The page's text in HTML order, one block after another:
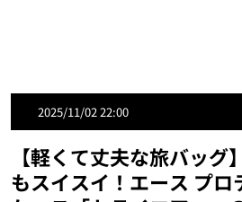
2025/11/02 22:00
【軽くて丈夫な旅バッグ
もスイスイ！エース プ